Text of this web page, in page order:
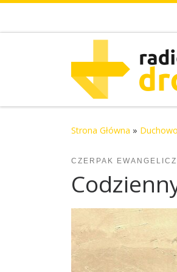
Strona Główna »
CZERPAK